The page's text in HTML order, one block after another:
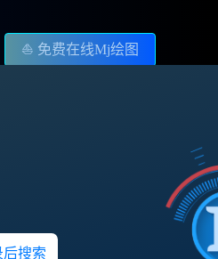
⛵️ 免费在线Mj绘图
搜索